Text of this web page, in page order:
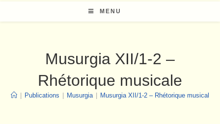
MENU
Musurgia XII/1-2 –
Rhétorique musicale
Publications Musurgia Musurgia XII/1-2 – Rhétorique musicale